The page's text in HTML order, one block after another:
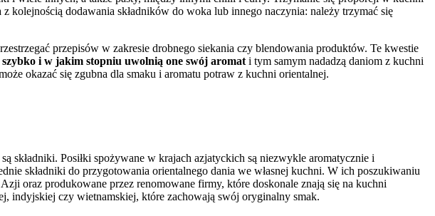
dodawania składników do woka lub innego naczynia: należy trzymać się
przepisów w zakresie drobnego siekania czy blendowania produktów. Te kwestie
i w jakim stopniu uwolnią one swój aromat i tym samym nadadzą daniom z kuchni
okazać się zgubna dla smaku i aromatu potraw z kuchni orientalnej.
składniki. Posiłki spożywane w krajach azjatyckich są niezwykle aromatycznie i
składniki do przygotowania orientalnego dania we własnej kuchni. W ich poszukiwaniu
oraz produkowane przez renomowane firmy, które doskonale znają się na kuchni
indyjskiej czy wietnamskiej, które zachowają swój oryginalny smak.